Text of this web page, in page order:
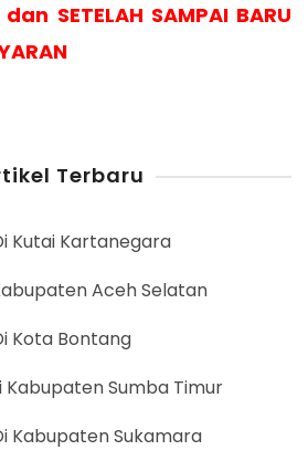
dan SETELAH SAMPAI BARU
Terbaru
Kutai Kartanegara
Aceh Selatan
Kota Bontang
Kabupaten Sumba Timur
Kabupaten Sukamara